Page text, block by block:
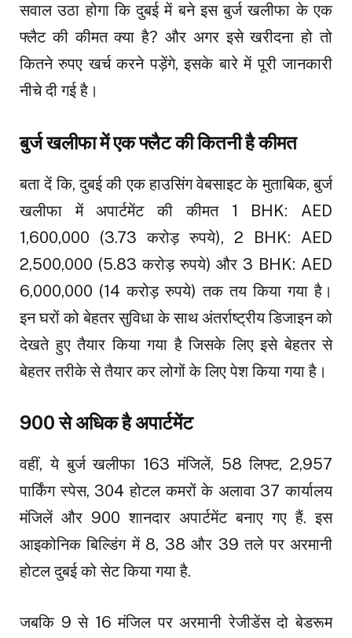
सवाल उठा होगा कि दुबई में बने इस बुर्ज खलीफा के एक
फ्लैट की कीमत क्या है? और अगर इसे खरीदना हो तो
कितने रुपए खर्च करने पड़ेंगे, इसके बारे में पूरी जानकारी
नीचे दी गई है।
बुर्ज खलीफा में एक फ्लैट की कितनी है कीमत
बता दें कि, दुबई की एक हाउसिंग वेबसाइट के मुताबिक, बुर्ज
खलीफा में अपार्टमेंट की कीमत 1 BHK: AED
1,600,000 (3.73 करोड़ रुपये), 2 BHK: AED
2,500,000 (5.83 करोड़ रुपये) और 3 BHK: AED
6,000,000 (14 करोड़ रुपये) तक तय किया गया है।
इन घरों को बेहतर सुविधा के साथ अंतर्राष्ट्रीय डिजाइन को
देखते हुए तैयार किया गया है जिसके लिए इसे बेहतर से
बेहतर तरीके से तैयार कर लोगों के लिए पेश किया गया है।
900 से अधिक है अपार्टमेंट
वहीं, ये बुर्ज खलीफा 163 मंजिलें, 58 लिफ्ट, 2,957
पार्किंग स्पेस, 304 होटल कमरों के अलावा 37 कार्यालय
मंजिलें और 900 शानदार अपार्टमेंट बनाए गए हैं. इस
आइकोन‍िक ब‍िल्‍ड‍िंग में 8, 38 और 39 तले पर अरमानी
होटल दुबई को सेट किया गया है.
जबकि 9 से 16 मंज‍िल पर अरमानी रेजीडेंस दो बेडरूम